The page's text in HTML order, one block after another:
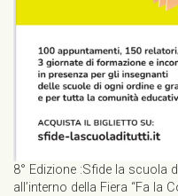
8° Edizione :Sfide la scuola
all’interno della Fiera “Fa la